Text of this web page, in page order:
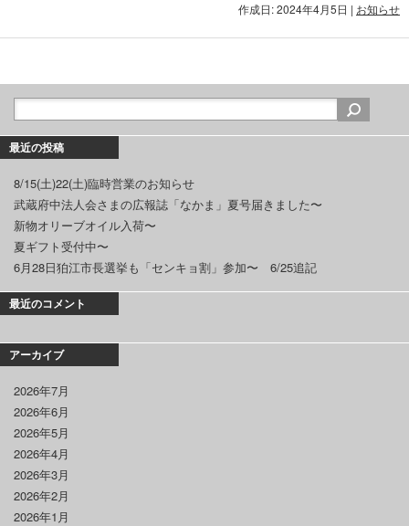
作成日: 2024年4月5日 | お知らせ
最近の投稿
8/15(土)22(土)臨時営業のお知らせ
武蔵府中法人会さまの広報誌「なかま」夏号届きました〜
新物オリーブオイル入荷〜
夏ギフト受付中〜
6月28日狛江市長選挙も「センキョ割」参加〜 6/25追記
最近のコメント
アーカイブ
2026年7月
2026年6月
2026年5月
2026年4月
2026年3月
2026年2月
2026年1月